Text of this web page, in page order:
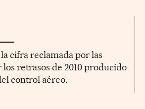
cifra reclamada por las
retrasos de 2010 producido
control aéreo.